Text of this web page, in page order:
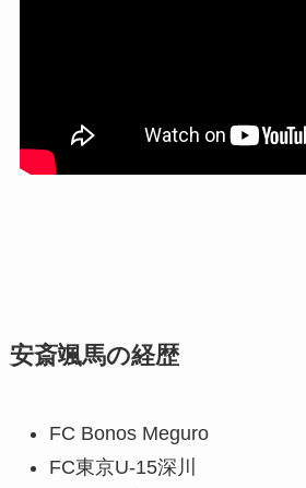
安斎颯馬の経歴
FC Bonos Meguro
FC東京U-15深川